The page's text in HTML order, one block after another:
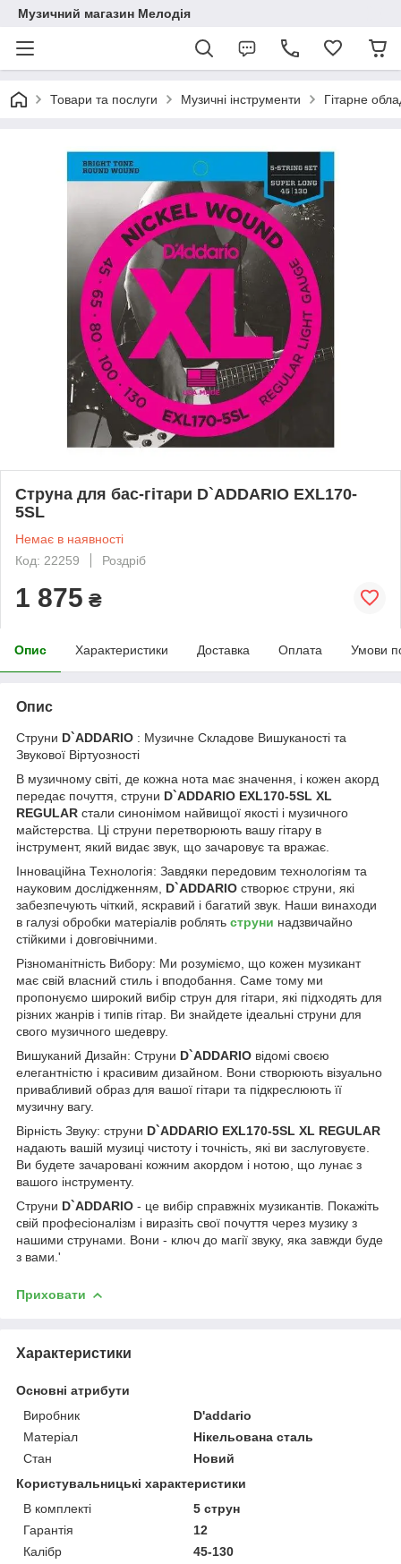
Музичний магазин Мелодія
Товари та послуги Музичні інструменти Гітарне
Струна для бас-гітари D`ADDARIO EXL170-
5SL
Немає в наявності
Код: 22259
Роздріб
1 875 ₴
Опис Характеристики Доставка Оплата Умови
Опис
Струни D`ADDARIO : Музичне Складове Вишуканості та
Звукової Віртуозності
В музичному світі, де кожна нота має значення, і кожен акорд
передає почуття, струни D`ADDARIO EXL170-5SL XL
REGULAR стали синонімом найвищої якості і музичного
майстерства. Ці струни перетворюють вашу гітару в
інструмент, який видає звук, що зачаровує та вражає.
Інноваційна Технологія: Завдяки передовим технологіям та
науковим дослідженням, D`ADDARIO створює струни, які
забезпечують чіткий, яскравий і багатий звук. Наши винаходи
в галузі обробки матеріалів роблять струни надзвичайно
стійкими і довговічними.
Різноманітність Вибору: Ми розуміємо, що кожен музикант
має свій власний стиль і вподобання. Саме тому ми
пропонуємо широкий вибір струн для гітари, які підходять для
різних жанрів і типів гітар. Ви знайдете ідеальні струни для
свого музичного шедевру.
Вишуканий Дизайн: Струни D`ADDARIO відомі своєю
елегантністю і красивим дизайном. Вони створюють візуально
привабливий образ для вашої гітари та підкреслюють її
музичну вагу.
Вірність Звуку: струни D`ADDARIO EXL170-5SL XL REGULAR
надають вашій музиці чистоту і точність, які ви заслуговуєте.
Ви будете зачаровані кожним акордом і нотою, що лунає з
вашого інструменту.
Струни D`ADDARIO - це вибір справжніх музикантів. Покажіть
свій професіоналізм і виразіть свої почуття через музику з
нашими струнами. Вони - ключ до магії звуку, яка завжди буде
з вами.'
Приховати
Характеристики
Основні атрибути
Виробник
D'addario
Матеріал
Нікельована сталь
Стан
Новий
Користувальницькі характеристики
В комплекті
5 струн
Гарантія
12
Калібр
45-130